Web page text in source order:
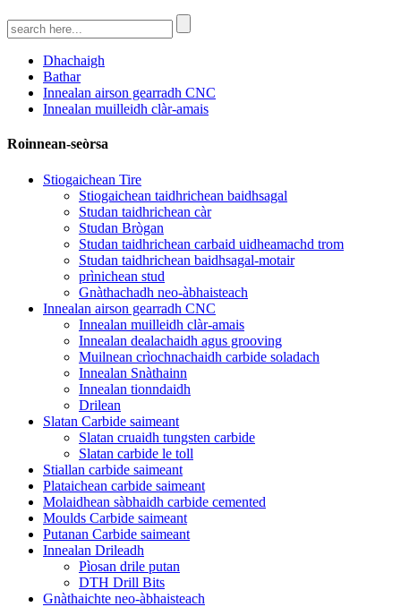
Dhachaigh
Bathar
Innealan airson gearradh CNC
Innealan muilleidh clàr-amais
Roinnean-seòrsa
Stiogaichean Tire
Stiogaichean taidhrichean baidhsagal
Studan taidhrichean càr
Studan Brògan
Studan taidhrichean carbaid uidheamachd trom
Studan taidhrichean baidhsagal-motair
prìnichean stud
Gnàthachadh neo-àbhaisteach
Innealan airson gearradh CNC
Innealan muilleidh clàr-amais
Innealan dealachaidh agus grooving
Muilnean crìochnachaidh carbide soladach
Innealan Snàthainn
Innealan tionndaidh
Drilean
Slatan Carbide saimeant
Slatan cruaidh tungsten carbide
Slatan carbide le toll
Stiallan carbide saimeant
Plataichean carbide saimeant
Molaidhean sàbhaidh carbide cemented
Moulds Carbide saimeant
Putanan Carbide saimeant
Innealan Drileadh
Pìosan drile putan
DTH Drill Bits
Gnàthaichte neo-àbhaisteach